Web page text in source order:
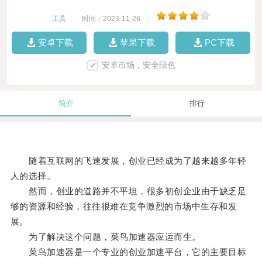
工具 时间：2023-11-26
安卓下载 苹果下载 PC下载
安卓市场，安全绿色
简介 排行
随着互联网的飞速发展，创业已经成为了越来越多年轻
人的选择。
然而，创业的道路并不平坦，很多初创企业由于缺乏足
够的资源和经验，往往很难在竞争激烈的市场中生存和发
展。
为了解决这个问题，菜鸟加速器应运而生。
菜鸟加速器是一个专业的创业加速平台，它的主要目标